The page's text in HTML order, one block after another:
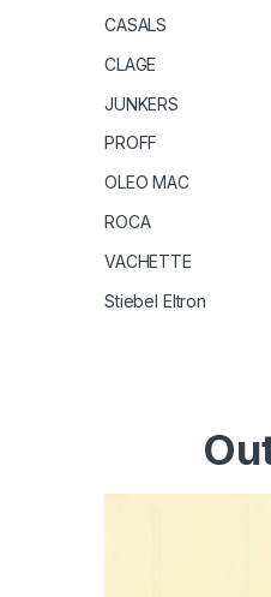
CASALS
CLAGE
JUNKERS
PROFF
OLEO MAC
ROCA
VACHETTE
Stiebel Eltron